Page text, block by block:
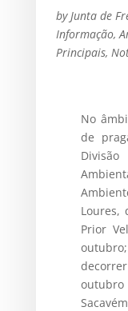
by Junta de
Informação,
Principais,
No
de
Loures,
Prior